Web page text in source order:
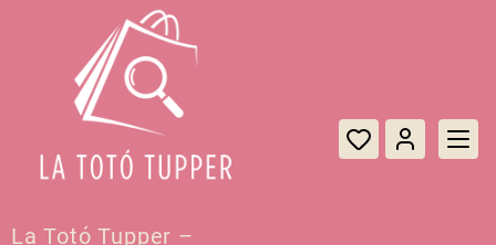
La Totó Tupper –